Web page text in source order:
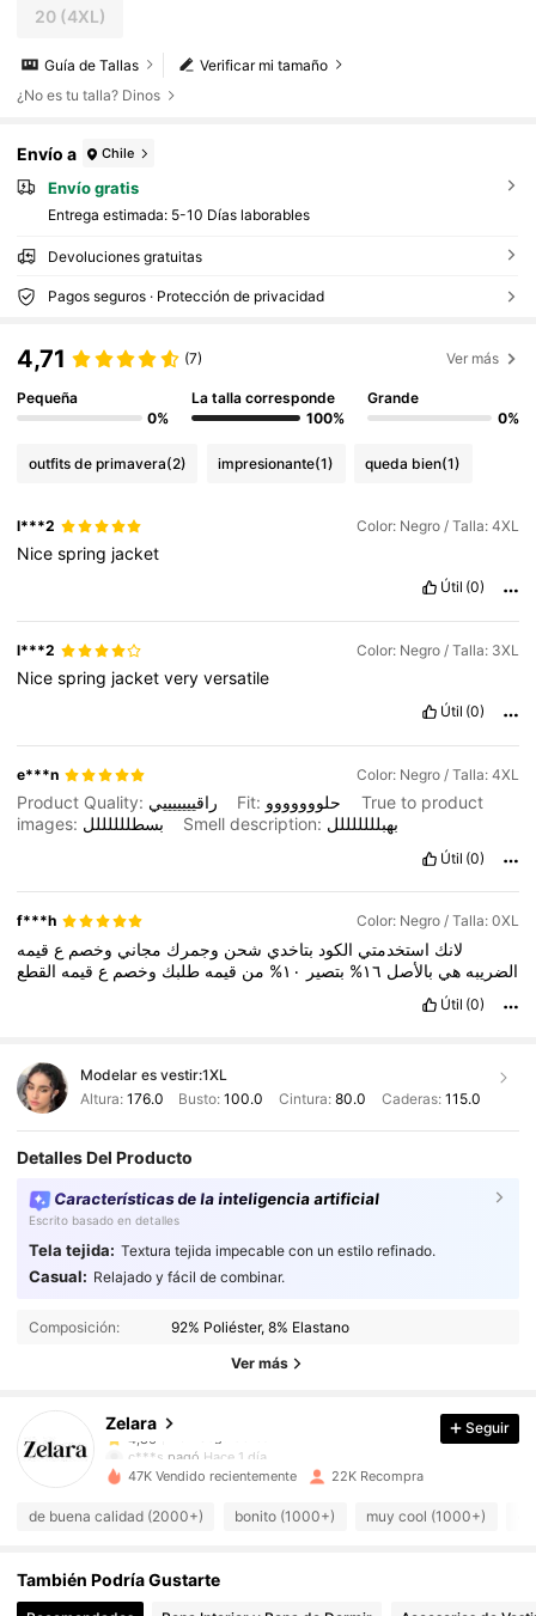
20(4XL)
Verificar mi tamaño
Guía de Tallas
¿No es tu talla? Dinos
Envío a Chile
Envío gratis
Entrega estimada: 5-10 Días laborables
Devoluciones gratuitas
Pagos seguros · Protección de privacidad
4,71 (7) Ver más
Pequeña
0%
La talla corresponde
100%
Grande
0%
outfits de primavera(2) impresionante(1) queda bien(1)
l***2 Color: Negro / Talla: 4XL
Nicespring jacket
Útil (0)
l***2 Color: Negro / Talla: 3XL
Nicespring jacketveryversatile
Útil (0)
e***n Color: Negro / Talla: 4XL
Product Quality: Fit:
True to product
images:
Smell description: بهبلللللللل
Útil (0)
f***h Color: Negro / Talla: 0XL
لانك استخدمتي الكود بتاخدي شحن وجمرك مجاني وخصم ع قيمه
الضريبه هي بالأصل ١٦% بتصير ١٠% من قيمه طلبك وخصم ع قيمه القطع
Útil (0)
Modelar es vestir:1XL
Altura: 176.0 Busto:100.0 Cintura: 80.0 Caderas: 115.0
Detalles Del Producto
Características de la inteligencia artificial
Escrito basado en detalles
Tela tejida: Textura tejida impecable con un estilo refinado.
Casual: Relajado y fácil de combinar.
Composición: 92% Poliéster, 8% Elastano
Ver más
Zelara
4,86 43K Seguidores
43K Seguidores
4,86
43K Seguidores
c***s
pagó Hace 1 día
8***z
seguido Hace 2 horas
4,86 43K Seguidores
Seguir
47K Vendido recientemente 22K Recompra
de buena calidad (2000+) bonito (1000+) muy cool (1000+)
También Podría Gustarte